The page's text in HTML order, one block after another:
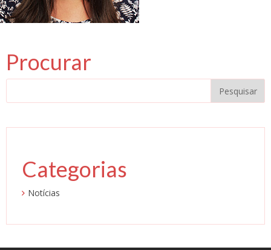
Procurar
Categorias
Notícias